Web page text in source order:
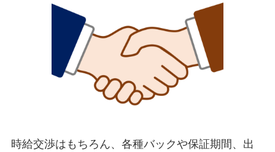
時給交渉はもちろん、各種バックや保証期間、出